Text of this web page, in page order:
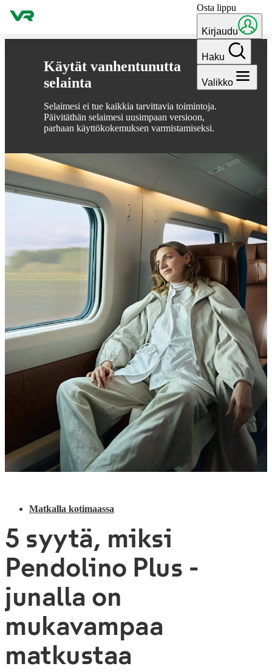
Käytät vanhentunutta
selainta
Selaimesi ei tue kaikkia tarvittavia toimintoja.
Päivitäthän selaimesi uusimpaan versioon,
parhaan käyttökokemuksen varmistamiseksi.
Hyppää sisältöön Osta lippu
Kirjaudu
Haku
Valikko
Matkalla kotimaassa
5 syytä, miksi
Pendolino Plus -
junalla on
mukavampaa
matkustaa